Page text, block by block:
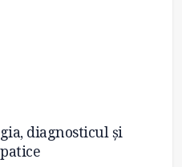
diagnosticul şi